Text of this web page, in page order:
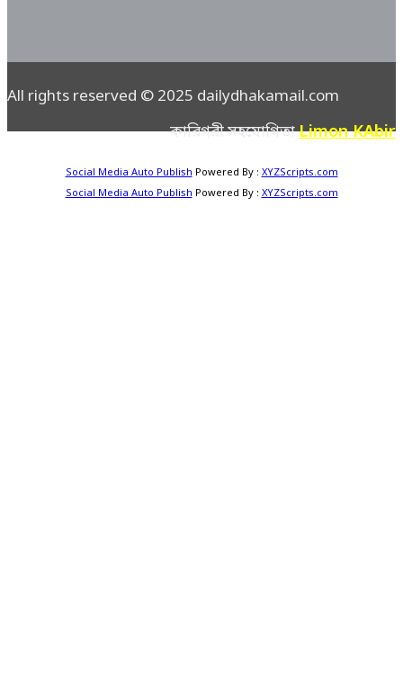
All rights reserved © 2025 dailydhakamail.com
কারিগরী সহযোগিতাLimon KAbir
Social Media Auto Publish Powered By : XYZScripts.com
Social Media Auto Publish Powered By : XYZScripts.com